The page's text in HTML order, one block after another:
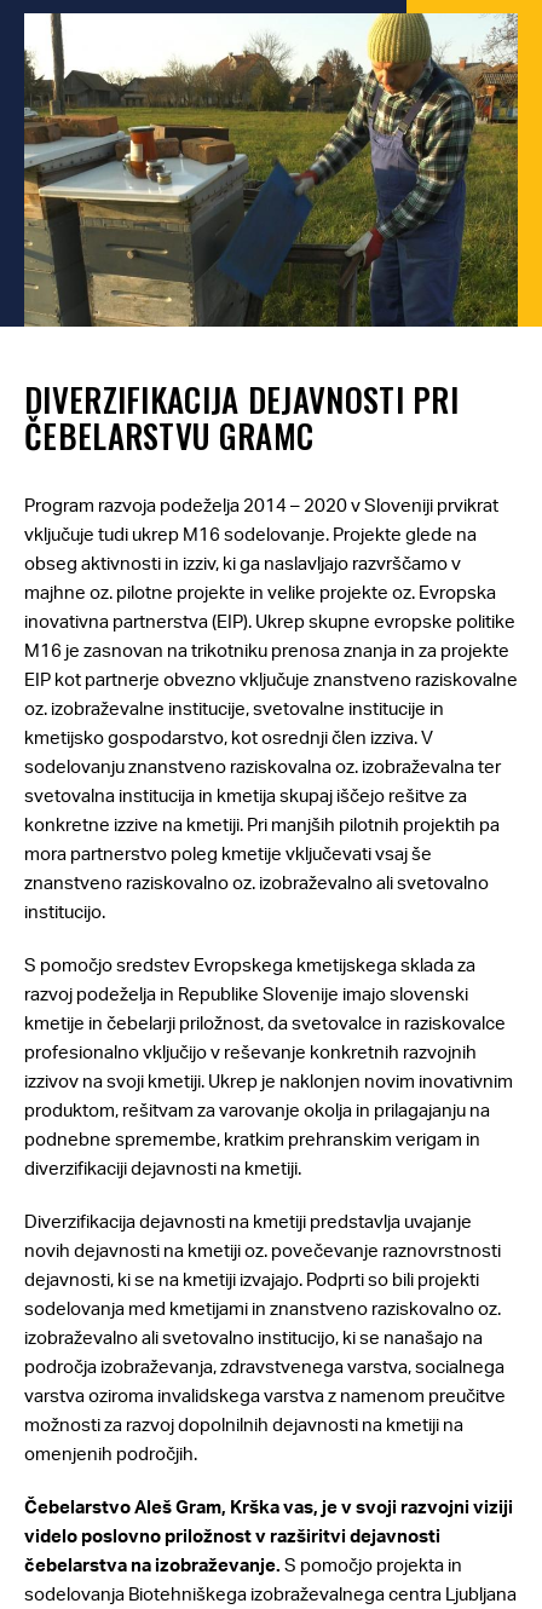
DIVERZIFIKACIJA DEJAVNOSTI PRI
ČEBELARSTVU GRAMC
Program razvoja podeželja 2014 – 2020 v Sloveniji prvikrat
vključuje tudi ukrep M16 sodelovanje. Projekte glede na
obseg aktivnosti in izziv, ki ga naslavljajo razvrščamo v
majhne oz. pilotne projekte in velike projekte oz. Evropska
inovativna partnerstva (EIP). Ukrep skupne evropske politike
M16 je zasnovan na trikotniku prenosa znanja in za projekte
EIP kot partnerje obvezno vključuje znanstveno raziskovalne
oz. izobraževalne institucije, svetovalne institucije in
kmetijsko gospodarstvo, kot osrednji člen izziva. V
sodelovanju znanstveno raziskovalna oz. izobraževalna ter
svetovalna institucija in kmetija skupaj iščejo rešitve za
konkretne izzive na kmetiji. Pri manjših pilotnih projektih pa
mora partnerstvo poleg kmetije vključevati vsaj še
znanstveno raziskovalno oz. izobraževalno ali svetovalno
institucijo.
S pomočjo sredstev Evropskega kmetijskega sklada za
razvoj podeželja in Republike Slovenije imajo slovenski
kmetije in čebelarji priložnost, da svetovalce in raziskovalce
profesionalno vključijo v reševanje konkretnih razvojnih
izzivov na svoji kmetiji. Ukrep je naklonjen novim inovativnim
produktom, rešitvam za varovanje okolja in prilagajanju na
podnebne spremembe, kratkim prehranskim verigam in
diverzifikaciji dejavnosti na kmetiji.
Diverzifikacija dejavnosti na kmetiji predstavlja uvajanje
novih dejavnosti na kmetiji oz. povečevanje raznovrstnosti
dejavnosti, ki se na kmetiji izvajajo. Podprti so bili projekti
sodelovanja med kmetijami in znanstveno raziskovalno oz.
izobraževalno ali svetovalno institucijo, ki se nanašajo na
področja izobraževanja, zdravstvenega varstva, socialnega
varstva oziroma invalidskega varstva z namenom preučitve
možnosti za razvoj dopolnilnih dejavnosti na kmetiji na
omenjenih področjih.
Čebelarstvo Aleš Gram, Krška vas, je v svoji razvojni viziji
videlo poslovno priložnost v razširitvi dejavnosti
čebelarstva na izobraževanje. S pomočjo projekta in
sodelovanja Biotehniškega izobraževalnega centra Ljubljana